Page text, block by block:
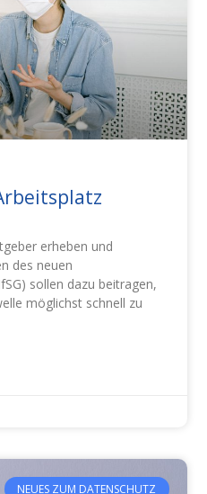
erheben und
des neuen
sollen dazu beitragen,
möglichst schnell zu
NEUES ZUM DATENSCHUTZ